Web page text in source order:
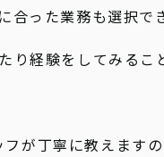
合った業務も選択で
り経験をしてみるこ
が丁寧に教えますの